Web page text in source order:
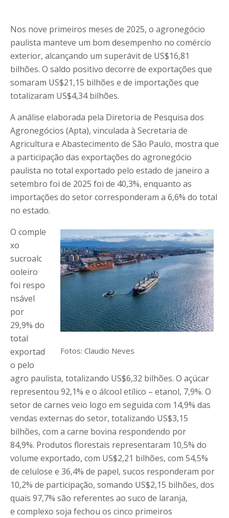
Nos nove primeiros meses de 2025, o agronegócio
paulista manteve um bom desempenho no comércio
exterior, alcançando um superávit de US$16,81
bilhões. O saldo positivo decorre de exportações que
somaram US$21,15 bilhões e de importações que
totalizaram US$4,34 bilhões.
A análise elaborada pela Diretoria de Pesquisa dos
Agronegócios (Apta), vinculada à Secretaria de
Agricultura e Abastecimento de São Paulo, mostra que
a participação das exportações do agronegócio
paulista no total exportado pelo estado de janeiro a
setembro foi de 2025 foi de 40,3%, enquanto as
importações do setor corresponderam a 6,6% do total
no estado.
Fotos: Claudio Neves
O comple
xo
sucroalc
ooleiro
foi respo
nsável
por
29,9% do
total
exportad
o pelo
agro paulista, totalizando US$6,32 bilhões. O açúcar
representou 92,1% e o álcool etílico – etanol, 7,9%. O
setor de carnes veio logo em seguida com 14,9% das
vendas externas do setor, totalizando US$3,15
bilhões, com a carne bovina respondendo por
84,9%. Produtos florestais representaram 10,5% do
volume exportado, com US$2,21 bilhões, com 54,5%
de celulose e 36,4% de papel, sucos responderam por
10,2% de participação, somando US$2,15 bilhões, dos
quais 97,7% são referentes ao suco de laranja,
e complexo soja fechou os cinco primeiros